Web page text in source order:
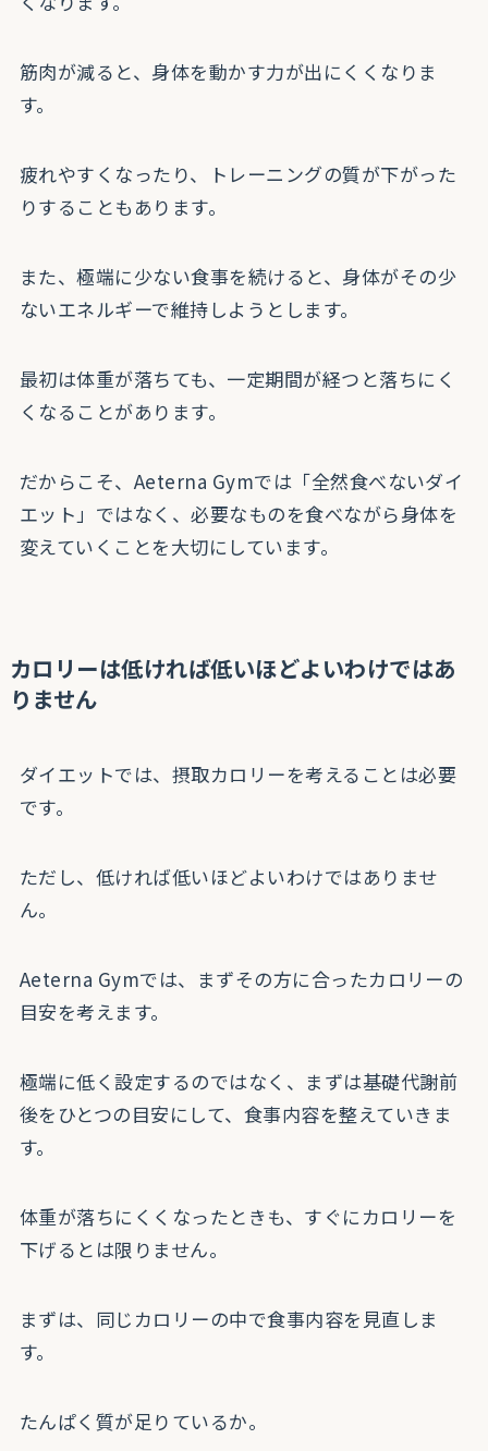
筋肉が減ると、身体を動かす力が出にくくなりま
す。
疲れやすくなったり、トレーニングの質が下がった
りすることもあります。
また、極端に少ない食事を続けると、身体がその少
ないエネルギーで維持しようとします。
最初は体重が落ちても、一定期間が経つと落ちにく
くなることがあります。
だからこそ、Aeterna Gymでは「全然食べないダイ
エット」ではなく、必要なものを食べながら身体を
変えていくことを大切にしています。
カロリーは低ければ低いほどよいわけではあ
りません
ダイエットでは、摂取カロリーを考えることは必要
です。
ただし、低ければ低いほどよいわけではありませ
ん。
Aeterna Gymでは、まずその方に合ったカロリーの
目安を考えます。
極端に低く設定するのではなく、まずは基礎代謝前
後をひとつの目安にして、食事内容を整えていきま
す。
体重が落ちにくくなったときも、すぐにカロリーを
下げるとは限りません。
まずは、同じカロリーの中で食事内容を見直しま
す。
たんぱく質が足りているか。